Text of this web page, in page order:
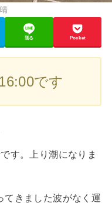
送る Pocket
です
す。上り潮になりま
きました波がなく運